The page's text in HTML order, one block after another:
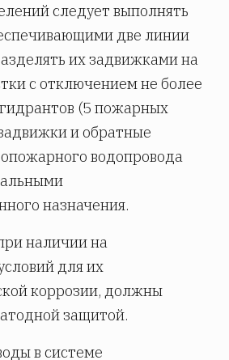
следует выполнять
две линии
их задвижками на
с отключением не более
(5 пожарных
и обратные
водопровода
назначения.
наличии на
для их
коррозии, должны
защитой.
в системе